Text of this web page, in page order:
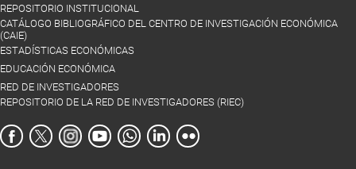
REPOSITORIO INSTITUCIONAL
CATÁLOGO BIBLIOGRÁFICO DEL CENTRO DE INVESTIGACIÓN ECONÓMICA
(CAIE)
ESTADÍSTICAS ECONÓMICAS
EDUCACIÓN ECONÓMICA
RED DE INVESTIGADORES
REPOSITORIO DE LA RED DE INVESTIGADORES (RIEC)